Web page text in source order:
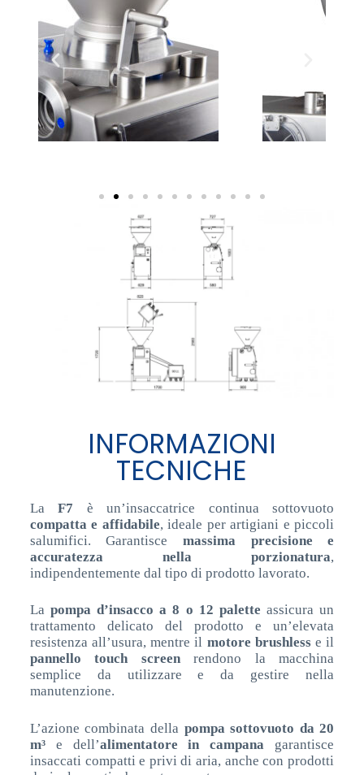
INFORMAZIONI
TECNICHE
LaF7 è un’insaccatrice continua sottovuoto
compatta e affidabile, ideale per artigiani e piccoli
salumifici. Garantisce massima precisione e
accuratezza nella porzionatura,
indipendentemente dal tipo di prodotto lavorato.
Lapompa d’insacco a 8 o 12 palette assicura un
trattamento delicato del prodotto e un’elevata
resistenza all’usura, mentre il motore brushlesse il
pannello touch screenrendono la macchina
semplice da utilizzare e da gestire nella
manutenzione.
L’azione combinata della pompa sottovuoto da 20
m³e dell’alimentatore in campana garantisce
insaccati compatti e privi di aria, anche con prodotti